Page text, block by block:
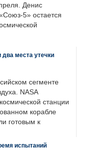
Денис
5» остается
места утечки
сегменте
NASA
станции
корабле
готовым к
испытаний